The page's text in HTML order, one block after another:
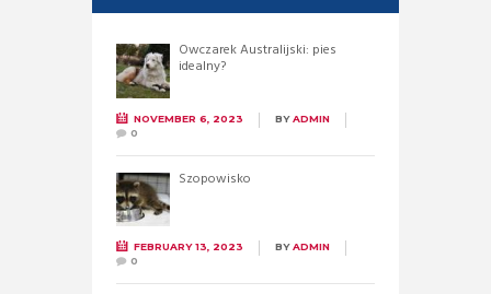
Owczarek Australijski: pies
idealny?
NOVEMBER 6, 2023 BYADMIN
0
Szopowisko
FEBRUARY 13, 2023 BYADMIN
0